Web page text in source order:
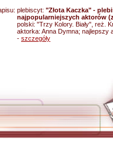
plebiscyt: "Złota Kaczka" -
najpopularniejszych aktorów
polski: "Trzy Kolory. Biały", reż.
aktorka: Anna Dymna; najlepszy
- szczegóły